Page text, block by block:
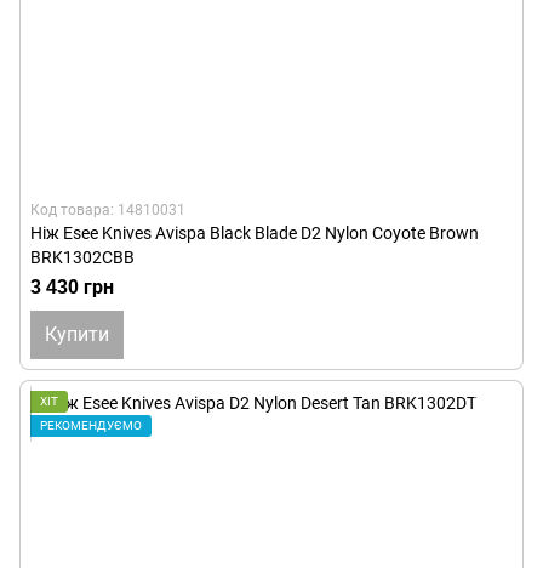
Код товара: 14810031
Ніж Esee Knives Avispa Black Blade D2 Nylon Coyote Brown
BRK1302CBB
3 430 грн
Купити
ХІТ
РЕКОМЕНДУЄМО